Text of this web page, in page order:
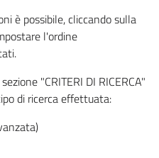
è possibile, cliccando sulla
l'ordine
"CRITERI DI RICERCA"
di ricerca effettuata: